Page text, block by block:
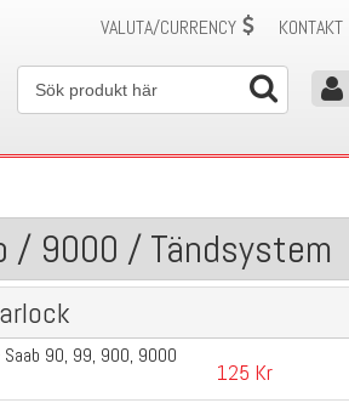
KONTAKT
VALUTA/CURRENCY
/ 9000 / Tändsystem
90, 99, 900, 9000
125 Kr